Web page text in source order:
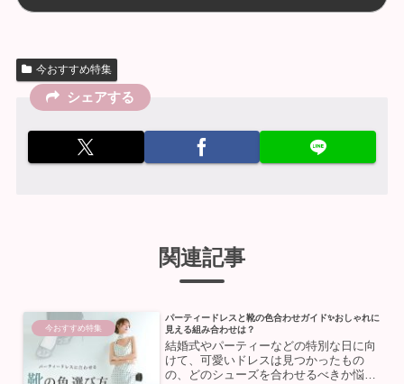
今おすすめ特集
シェアする
関連記事
今おすすめ特集
パーティードレスと靴の色合わせガイド✨おしゃれに
見える組み合わせは？
結婚式やパーティーなどの特別な日に向
けて、可愛いドレスは見つかったもの
の、どのシューズを合わせるべきか悩ん